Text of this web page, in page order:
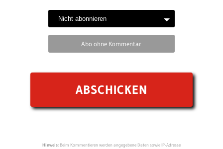
Abo ohne Kommentar
Hinweis:Beim Kommentieren werden angegebene Daten sowie IP-Adresse